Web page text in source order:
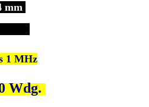
mm
1 MHz
Wdg.